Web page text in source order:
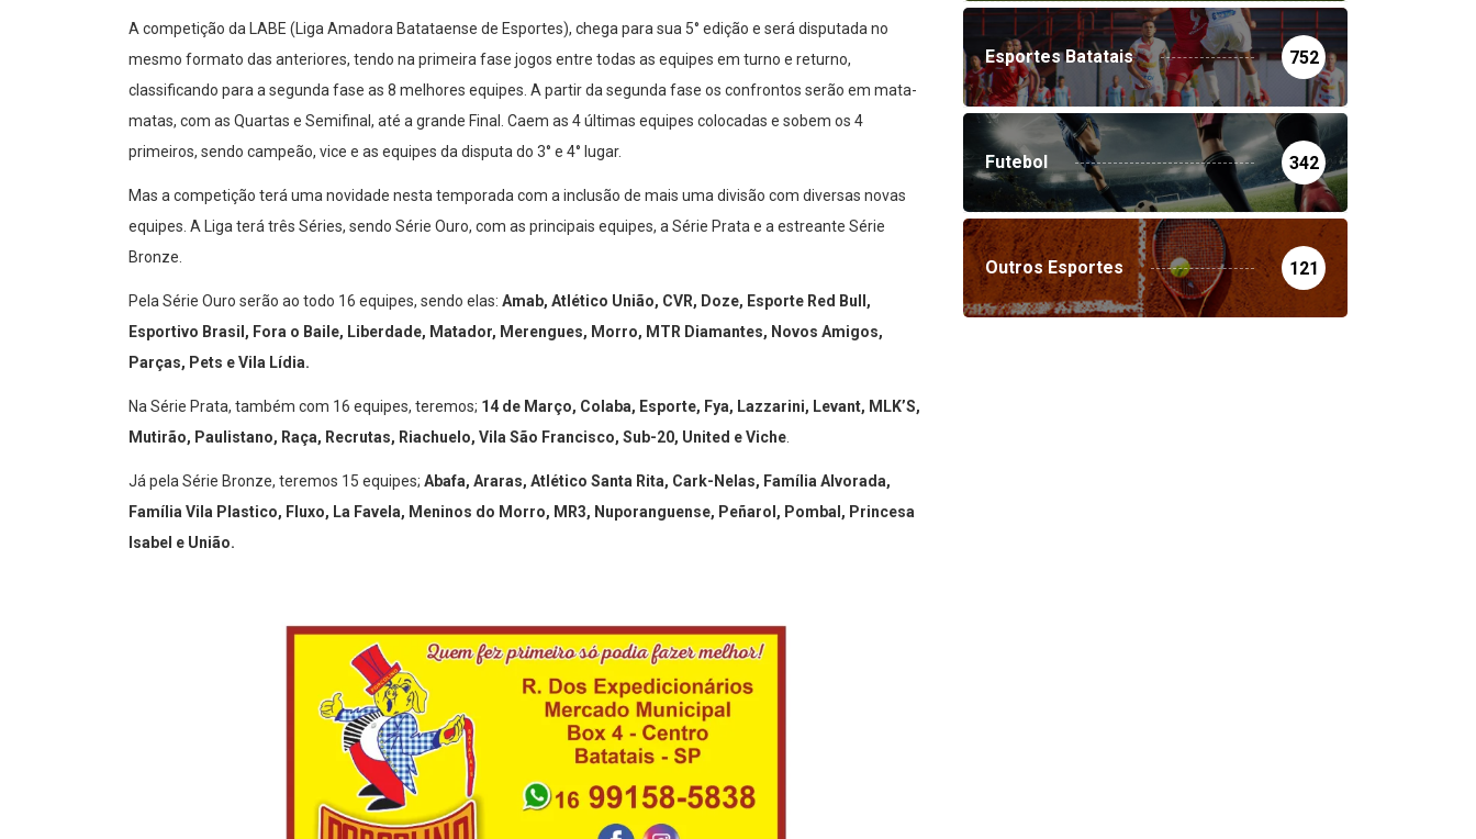
A competição da LABE (Liga Amadora Batataense de Esportes), chega para sua 5° edição e será disputada no
mesmo formato das anteriores, tendo na primeira fase jogos entre todas as equipes em turno e returno,
classificando para a segunda fase as 8 melhores equipes. A partir da segunda fase os confrontos serão em mata-
matas, com as Quartas e Semifinal, até a grande Final. Caem as 4 últimas equipes colocadas e sobem os 4
primeiros, sendo campeão, vice e as equipes da disputa do 3° e 4° lugar.
Mas a competição terá uma novidade nesta temporada com a inclusão de mais uma divisão com diversas novas
equipes. A Liga terá três Séries, sendo Série Ouro, com as principais equipes, a Série Prata e a estreante Série
Bronze.
Pela Série Ouro serão ao todo 16 equipes, sendo elas: Amab, Atlético União, CVR, Doze, Esporte Red Bull,
Esportivo Brasil, Fora o Baile, Liberdade, Matador, Merengues, Morro, MTR Diamantes, Novos Amigos,
Parças, Pets e Vila Lídia.
Na Série Prata, também com 16 equipes, teremos; 14 de Março, Colaba, Esporte, Fya, Lazzarini, Levant, MLK’S,
Mutirão, Paulistano, Raça, Recrutas, Riachuelo, Vila São Francisco, Sub-20, United e Viche.
Já pela Série Bronze, teremos 15 equipes; Abafa, Araras, Atlético Santa Rita, Cark-Nelas, Família Alvorada,
Família Vila Plastico, Fluxo, La Favela, Meninos do Morro, MR3, Nuporanguense, Peñarol, Pombal, Princesa
Isabel e União.
Esportes Batatais 752
Futebol 342
Outros Esportes 121